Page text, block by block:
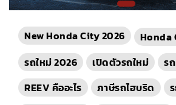
New Honda City 2026
Honda
รถใหม่ 2026
เปิดตัวรถใหม่
ร
REEV คืออะไร
ภาษีรถไฮบริด